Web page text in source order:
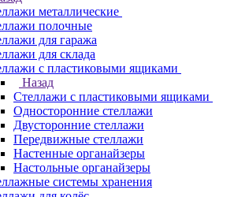
металлические
полочные
для гаража
для склада
с пластиковыми ящиками
Назад
Стеллажи с пластиковыми ящиками
Односторонние стеллажи
Двусторонние стеллажи
Передвижные стеллажи
Настенные органайзеры
Настольные органайзеры
системы хранения